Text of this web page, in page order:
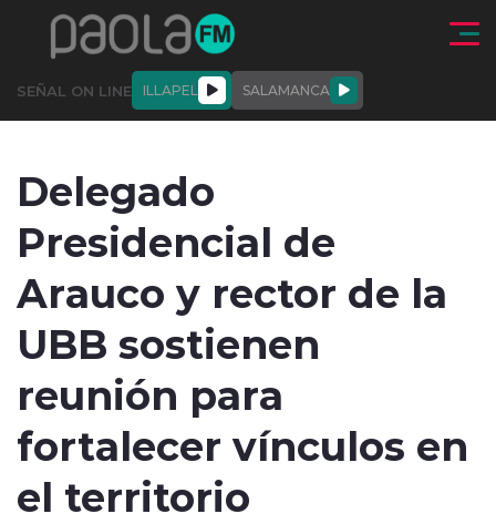
Click acá para ir directamente al contenido
SEÑAL ON LINE ILLAPEL SALAMANCA
modo claro
Delegado
Presidencial de
Arauco y rector de la
UBB sostienen
reunión para
fortalecer vínculos en
el territorio